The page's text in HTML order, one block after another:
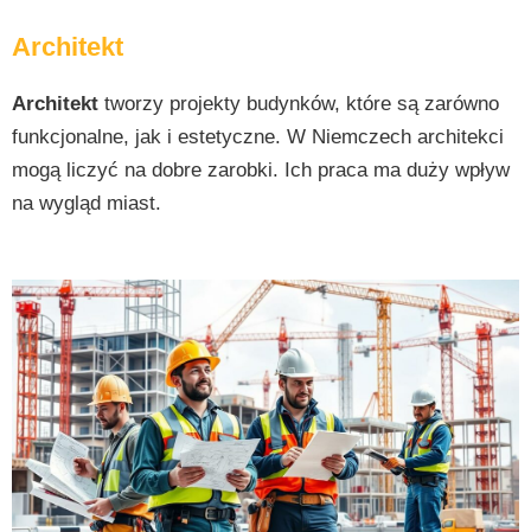
Architekt
Architekt tworzy projekty budynków, które są zarówno
funkcjonalne, jak i estetyczne. W Niemczech architekci
mogą liczyć na dobre zarobki. Ich praca ma duży wpływ
na wygląd miast.